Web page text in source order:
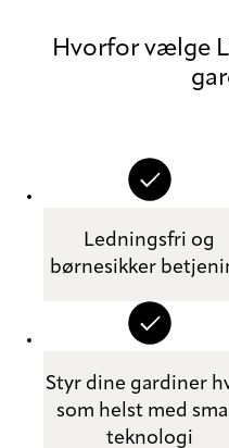
Hvorfor vælge
Ledningsfri og
børnesikker
Styr dine gardiner
som helst med
teknologi